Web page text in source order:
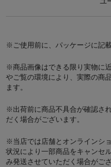
※ご使用前に、パッケージに記
※商品画像はできる限り実物に
やご覧の環境により、実際の商
ます。
※出荷前に商品不具合が確認さ
だく場合がございます。
※当店では店舗とオンラインシ
状況により一部商品をキャンセ
み発送させていただく場合がござ